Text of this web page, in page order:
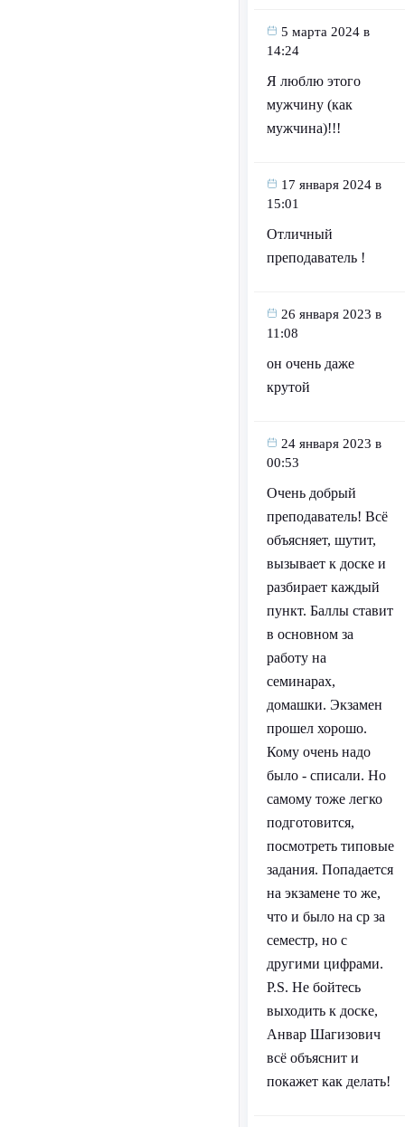
5 марта 2024 в
14:24
Я люблю этого
мужчину (как
мужчина)!!!
17 января 2024 в
15:01
Отличный
преподаватель !
26 января 2023 в
11:08
он очень даже
крутой
24 января 2023 в
00:53
Очень добрый
преподаватель! Всё
объясняет, шутит,
вызывает к доске и
разбирает каждый
пункт. Баллы ставит
в основном за
работу на
семинарах,
домашки. Экзамен
прошел хорошо.
Кому очень надо
было - списали. Но
самому тоже легко
подготовится,
посмотреть типовые
задания. Попадается
на экзамене то же,
что и было на ср за
семестр, но с
другими цифрами.
P.S. Не бойтесь
выходить к доске,
Анвар Шагизович
всё объяснит и
покажет как делать!